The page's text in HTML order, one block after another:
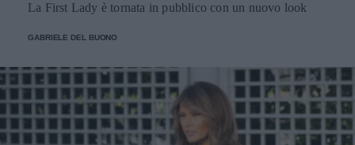
La First Lady è tornata in pubblico con un nuovo look
GABRIELE DEL BUONO